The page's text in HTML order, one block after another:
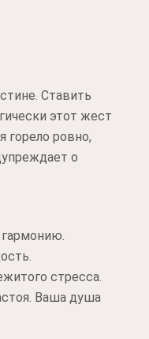
Ставить
этот жест
горело ровно,
о
стресса.
Ваша душа